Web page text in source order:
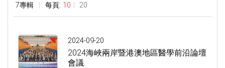
7專輯 每頁: 10 20
2024-09-20
2024海峽兩岸暨港澳地區醫學前沿論壇
會議